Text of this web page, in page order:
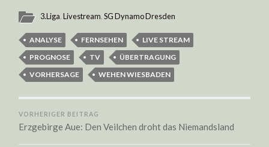
3.Liga,Livestream,SG Dynamo Dresden
ANALYSE FERNSEHEN
LIVE STREAM
PROGNOSE
TV
ÜBERTRAGUNG
VORHERSAGE
WEHEN WIESBADEN
VORHERIGER BEITRAG
Erzgebirge Aue: Den Veilchen droht das Niemandsland